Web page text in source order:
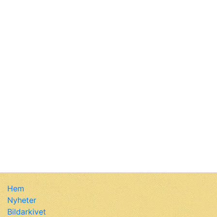
Hem
Nyheter
Bildarkivet